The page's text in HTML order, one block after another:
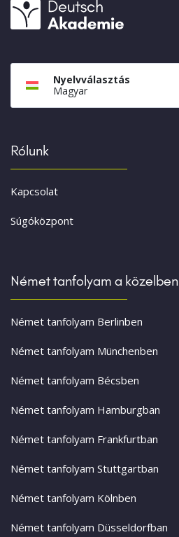
Nyelvválasztás
Magyar
Rólunk
Kapcsolat
Súgóközpont
Német tanfolyam a közelben
Német tanfolyam Berlinben
Német tanfolyam Münchenben
Német tanfolyam Bécsben
Német tanfolyam Hamburgban
Német tanfolyam Frankfurtban
Német tanfolyam Stuttgartban
Német tanfolyam Kölnben
Német tanfolyam Düsseldorfban